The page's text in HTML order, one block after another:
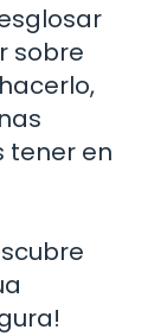
sobre
tener en